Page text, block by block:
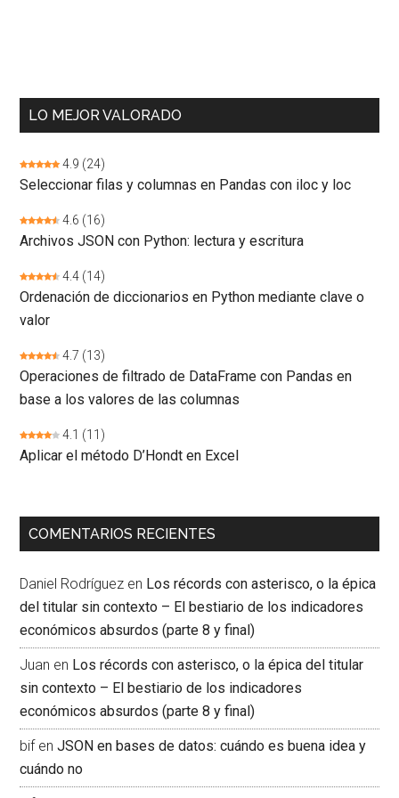
LO MEJOR VALORADO
4.9 (24)
Seleccionar filas y columnas en Pandas con iloc y loc
4.6 (16)
Archivos JSON con Python: lectura y escritura
4.4 (14)
Ordenación de diccionarios en Python mediante clave o
valor
4.7 (13)
Operaciones de filtrado de DataFrame con Pandas en
base a los valores de las columnas
4.1 (11)
Aplicar el método D’Hondt en Excel
COMENTARIOS RECIENTES
Daniel Rodríguez en Los récords con asterisco, o la épica
del titular sin contexto – El bestiario de los indicadores
económicos absurdos (parte 8 y final)
Juan en Los récords con asterisco, o la épica del titular
sin contexto – El bestiario de los indicadores
económicos absurdos (parte 8 y final)
bifenJSON en bases de datos: cuándo es buena idea y
cuándo no